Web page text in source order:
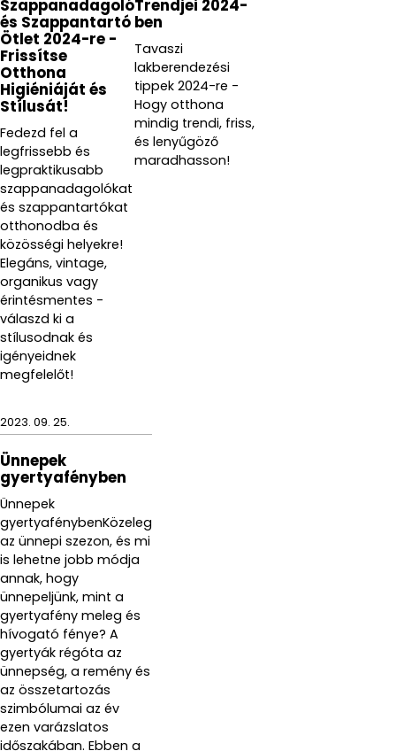
Szappanadagoló
és Szappantartó
Ötlet 2024-re -
Frissítse
Otthona
Higiéniáját és
Stílusát!
Fedezd fel a
legfrissebb és
legpraktikusabb
szappanadagolókat
és szappantartókat
otthonodba és
közösségi helyekre!
Elegáns, vintage,
organikus vagy
érintésmentes -
válaszd ki a
stílusodnak és
igényeidnek
megfelelőt!
Trendjei 2024-
ben
Tavaszi
lakberendezési
tippek 2024-re -
Hogy otthona
mindig trendi, friss,
és lenyűgöző
maradhasson!
2023. 09. 25.
Ünnepek
gyertyafényben
Ünnepek
gyertyafénybenKözeleg
az ünnepi szezon, és mi
is lehetne jobb módja
annak, hogy
ünnepeljünk, mint a
gyertyafény meleg és
hívogató fénye? A
gyertyák régóta az
ünnepség, a remény és
az összetartozás
szimbólumai az év
ezen varázslatos
időszakában. Ebben a